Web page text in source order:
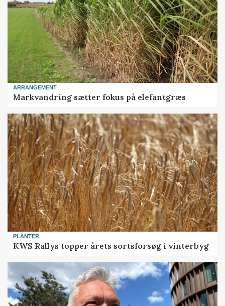
ARRANGEMENT
Markvandring sætter fokus på elefantgræs
PLANTER
KWS Rallys topper årets sortsforsøg i vinterbyg